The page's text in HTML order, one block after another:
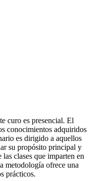
curo es presencial. El
conocimientos adquiridos
es dirigido a aquellos
su propósito principal y
clases que imparten en
metodología ofrece una
prácticos.